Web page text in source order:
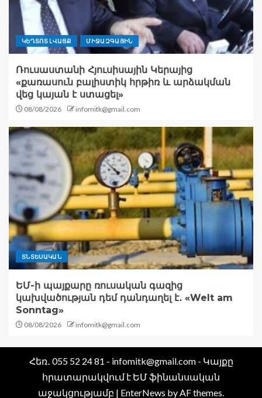
ԿԵՂՏՈՏ ԼՎԱՑՔ ՄԻՋԱԶԳԱՅԻՆ
Ռուսաստանի Հյուսիսային Կերայից
«քառասուն բալիստիկ հրթիռ և արձակման
վեց կայան է ստացել»
08/08/2026 infomitk@gmail.com
ՏՆՏԵՍԱԿԱՆ
ԵՄ-ի պայքարը ռուսական գազից
կախվածության դեմ դանդաղել է․ «Welt am
Sonntag»
08/08/2026 infomitk@gmail.com
Հեռ․ 055 52 24 81 - infomitk@gmail.com - Կայքը
հրատարակվում է ԵՄ ֆինանսական
աջակցությամբ | EnterNews by AF themes.